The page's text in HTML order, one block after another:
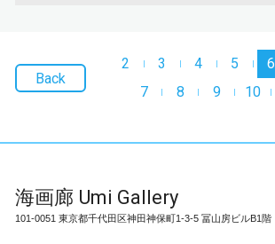
Back
2 3 4 5
6
7
8 9 10
海画廊 Umi Gallery
101-0051 東京都千代田区神田神保町1-3-5 冨山房ビルB1階